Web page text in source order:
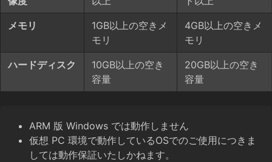
メモリ
1GB以上の空きメ
モリ
4GB以上の空きメ
モリ
ハードディスク
10GB以上の空き
容量
20GB以上の空き
容量
ARM 版 Windows では動作しません
仮想 PC 環境で動作しているOSでのご使用につきま
しては動作保証いたしかねます。